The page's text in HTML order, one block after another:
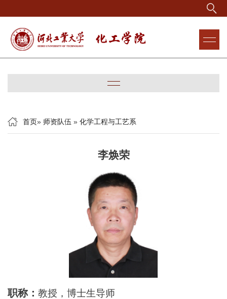
首页» 师资队伍 » 化学工程与工艺系
李焕荣
职称： 教授，博士生导师